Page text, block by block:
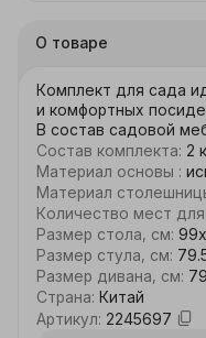
О товаре
Комплект для сада
и комфортных
В состав садовой
стильный стол, два
диван, что
человек
Максимальная
100 кг, что
надежность
Габариты мебели
комфорт и свободу
см, ширина — 64,0
Кресла имеют
Состав комплекта: 2
Материал основы :
Материал
Количество мест
Размер стола, см:
Размер стула, см:
Размер дивана, см:
Страна: Китай
Артикул: 2245697